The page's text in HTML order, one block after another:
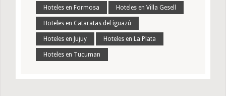
Hoteles en Formosa Hoteles en Villa Gesell
Hoteles en Cataratas del iguazú
Hoteles en Jujuy Hoteles en La Plata
Hoteles en Tucuman